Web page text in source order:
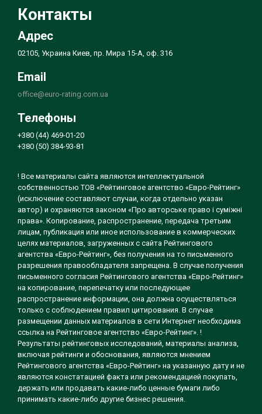
Контакты
Адрес
02105, Украина Киев, пр. Мира 15-А, оф. 316
Email
office@euro-rating.com.ua
Телефоны
+380 (44) 469-01-20
+380 (50) 384-93-81
! Все материалы сайта являются интеллектуальной
собственностью ТОВ «Рейтинговое агентство «Евро-Рейтинг»
(исключение составляют случаи, когда отдельно указан
автор) и охраняются законом «Про авторське право і суміжні
права». Копирование, распространение, передача третьим
лицам, публикация или иное использование в коммерческих
целях материалов, загруженных с сайта Рейтингового
агентства «Евро-Рейтинг», без получения на то письменного
разрешения правообладателя запрещена. В случае получения
письменного согласия Рейтингового агентства «Евро-Рейтинг»
на копирование, перепечатку или последующее
распространение информации, она должна осуществляться
только с соблюдением правил цитирования. В случае
размещении данных материалов в сети Интернет необходима
ссылка на Рейтинговое агентство «Евро-Рейтинг». !
Результаты рейтинговых исследований, материалы анализа,
включая рейтинги и обоснования, являются мнением
Рейтингового агентства «Евро-Рейтинг» на указанную дату и не
являются констатацией факта или рекомендацией покупать,
держать или продавать какие-либо ценные бумаги либо
принимать какие-либо другие бизнес решения.